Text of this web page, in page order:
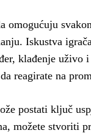
omogućuju
Iskustva
klađenje uživo
reagirate na
postati ključ
možete stvoriti